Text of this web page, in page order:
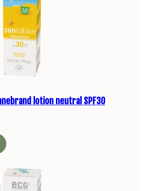
lotion neutral SPF30